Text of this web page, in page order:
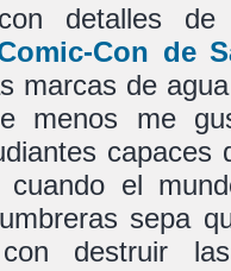
detalles
Con de
marcas de
menos me
capaces
el
sepa
destruir